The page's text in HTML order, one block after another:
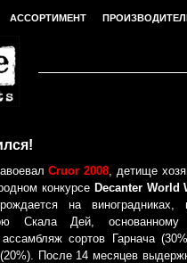
АССОРТИМЕНТ
Cruor 2008, детище
конкурсе Decanter World
на
Скала Дей,
сортов Гарнача
После 14 месяцев